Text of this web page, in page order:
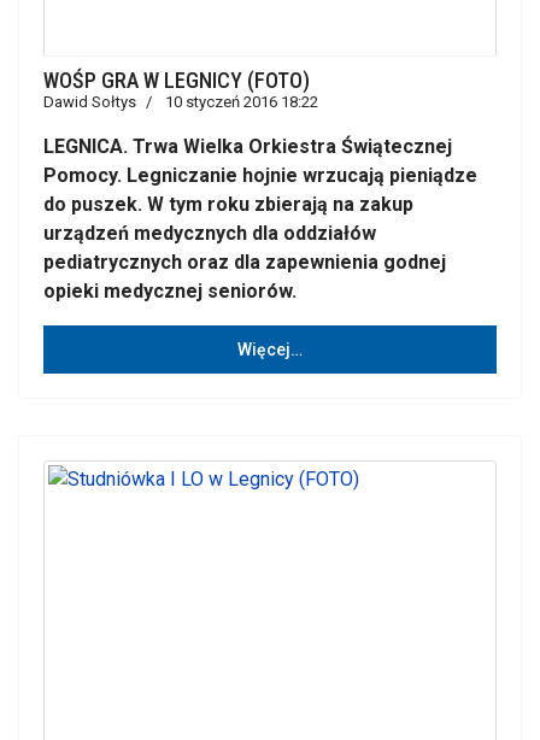
WOŚP GRA W LEGNICY (FOTO)
Dawid Sołtys 10 styczeń 2016 18:22
LEGNICA. Trwa Wielka Orkiestra Świątecznej
Pomocy. Legniczanie hojnie wrzucają pieniądze
do puszek. W tym roku zbierają na zakup
urządzeń medycznych dla oddziałów
pediatrycznych oraz dla zapewnienia godnej
opieki medycznej seniorów.
Więcej…